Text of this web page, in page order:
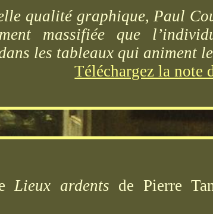
qualité graphique, Paul
massifiée que
les tableaux qui animent
Téléchargez la note
Lieux ardents de Pierre